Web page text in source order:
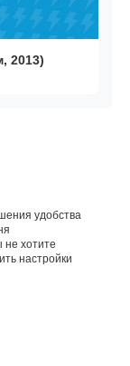
2013)
удобства
не хотите
настройки